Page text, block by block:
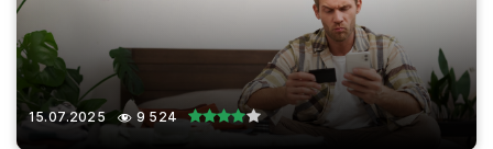
15.07.2025 9 524